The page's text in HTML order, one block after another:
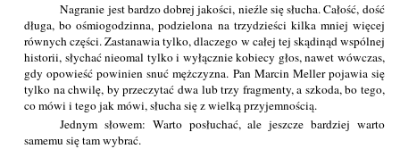
Nagranie jest bardzo dobrej jakości, nieźle się słucha. Całość, dość
długa, bo ośmiogodzinna, podzielona na trzydzieści kilka mniej więcej
równych części. Zastanawia tylko, dlaczego w całej tej skądinąd wspólnej
historii, słychać nieomal tylko i wyłącznie kobiecy głos, nawet wówczas,
gdy opowieść powinien snuć mężczyzna. Pan Marcin Meller pojawia się
tylko na chwilę, by przeczytać dwa lub trzy fragmenty, a szkoda, bo tego,
co mówi i tego jak mówi, słucha się z wielką przyjemnością.
Jednym słowem: Warto posłuchać, ale jeszcze bardziej warto
samemu się tam wybrać.